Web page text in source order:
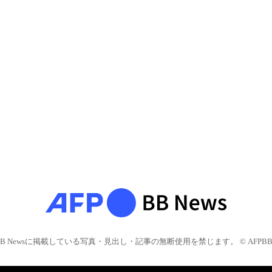
Newsに掲載している写真・見出し・記事の無断使用を禁じます。 © AFPBB